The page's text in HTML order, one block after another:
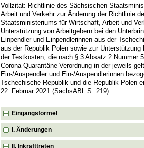
Vollzitat: Richtlinie des Sächsischen
Arbeit und Verkehr zur Änderung der Richtlinie
Staatsministeriums für Wirtschaft, Arbeit und
Unterstützung von Arbeitgebern bei den
Einpendler und Einpendlerinnen aus der
aus der Republik Polen sowie zur Unterstützung
der Testkosten, die nach § 3 Absatz 2 Nummer
Corona-Quarantäne-Verordnung in der jeweils
Ein-/Auspendler und Ein-/Auspendlerinnen
Tschechische Republik und die Republik Polen
22. Februar 2021 (SächsABl. S. 219)
Eingangsformel
I. Änderungen
II. Inkrafttreten